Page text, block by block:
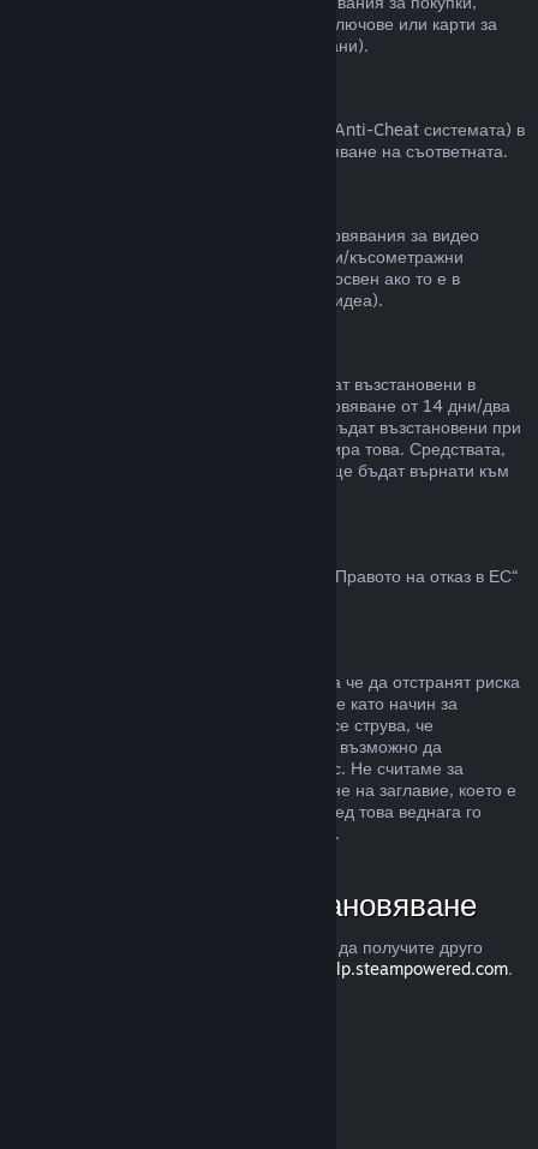
направени извън Steam (например, CD ключове или карти за
Steam портфейла закупени от трети страни).
Ако сте получили забрана от VAC (Valve Anti-Cheat системата) в
някоя игра, губите правото за възстановяване на съответната.
Неспособни сме да предлагаме възстановявания за видео
съдържание в Steam (пр. пълнометражни/късометражни
филми, сериали, епизоди и упътвания), освен ако то е в
комплект с други продукти (които не са видеа).
Неупотребените подаръци могат да бъдат възстановени в
рамките на стандартния срок за възстановяване от 14 дни/два
часа. Употребените подаръци могат да бъдат възстановени при
същите условия, ако получателят инициира това. Средствата,
използвани за закупуване на подаръка, ще бъдат върнати към
За обяснение относно това как действа „Правото на отказ в ЕС“
Възстановявания са предназначени, така че да отстранят риска
от закупуването на заглавия в Steam, а не като начин за
придобиване на безплатни игри. Ако ни се струва, че
злоупотребявате с възстановяванията, е възможно да
преустановим тяхното предлагане за Вас. Не считаме за
злоупотреба, ако изискате възстановяване на заглавие, което е
закупено точно преди разпродажба, а след това веднага го
закупите повторно при намалената цена.
Как да изискате възстановяване
Можете да изискате възстановяване или да получите друго
help.steampowered.com.